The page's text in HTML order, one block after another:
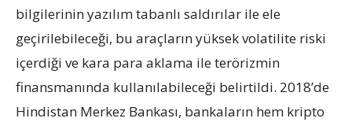
bilgilerinin yazılım tabanlı saldırılar ile ele
geçirilebileceği, bu araçların yüksek volatilite riski
içerdiği ve kara para aklama ile terörizmin
finansmanında kullanılabileceği belirtildi. 2018’de
Hindistan Merkez Bankası, bankaların hem kripto